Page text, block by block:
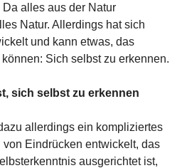
alles aus der Natur
Natur. Allerdings hat sich
und kann etwas, das
Sich selbst zu erkennen.
sich selbst zu erkennen
allerdings ein kompliziertes
Eindrücken entwickelt, das
ausgerichtet ist,